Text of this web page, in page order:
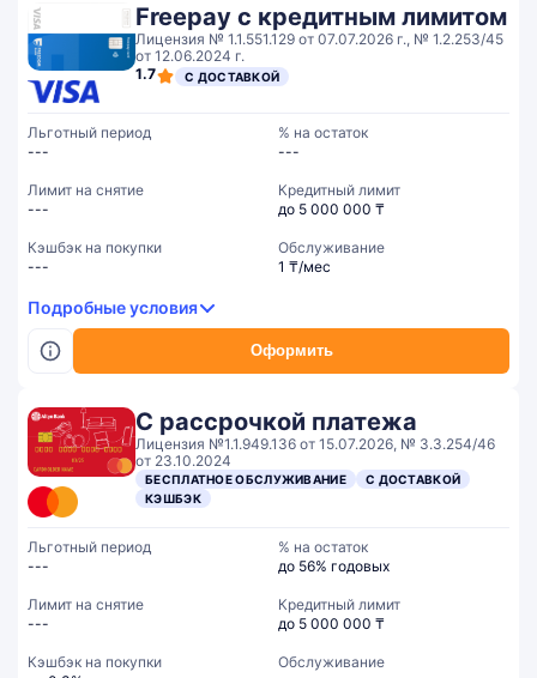
Freepay с кредитным лимитом
Лицензия № 1.1.551.129 от 07.07.2026 г., № 1.2.253/45
от 12.06.2024 г.
1.7
С ДОСТАВКОЙ
Оформить
Льготный период
---
% на остаток
---
Лимит на снятие
---
Кредитный лимит
до 5 000 000 ₸
Кэшбэк на покупки
---
Обслуживание
1 ₸/мес
Подробные условия
С рассрочкой платежа
Лицензия №1.1.949.136 от 15.07.2026, № 3.3.254/46
от 23.10.2024
БЕСПЛАТНОЕ ОБСЛУЖИВАНИЕ
С ДОСТАВКОЙ
КЭШБЭК
Льготный период
---
% на остаток
до 56% годовых
Лимит на снятие
---
Кредитный лимит
до 5 000 000 ₸
Кэшбэк на покупки
Обслуживание